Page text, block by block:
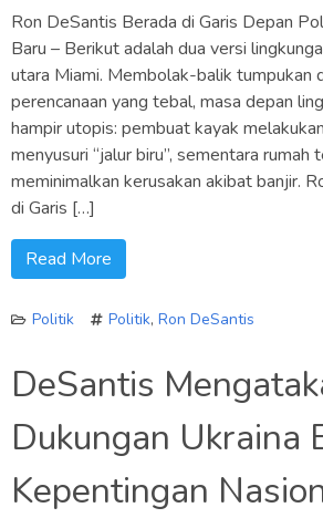
Ron DeSantis Berada di Garis Depan
Baru – Berikut adalah dua versi
utara Miami. Membolak-balik tumpukan
perencanaan yang tebal, masa depan
hampir utopis: pembuat kayak
menyusuri “jalur biru”, sementara rumah
meminimalkan kerusakan akibat banjir.
di Garis […]
Read More
Politik Politik, Ron DeSantis
DeSantis
Dukungan Ukraina
Kepentingan